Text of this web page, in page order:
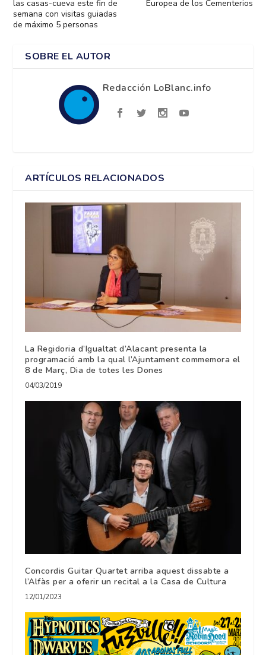
las casas-cueva este fin de
semana con visitas guiadas
de máximo 5 personas
Europea de los Cementerios
SOBRE EL AUTOR
Redacción LoBlanc.info
ARTÍCULOS RELACIONADOS
La Regidoria d’Igualtat d’Alacant presenta la
programació amb la qual l’Ajuntament commemora el
8 de Març, Dia de totes les Dones
04/03/2019
Concordis Guitar Quartet arriba aquest dissabte a
l’Alfàs per a oferir un recital a la Casa de Cultura
12/01/2023